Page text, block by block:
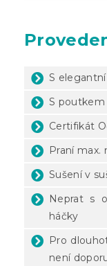
S
S poutkem
Certifikát
Praní max.
Sušení v
Neprat s
háčky
Pro
není